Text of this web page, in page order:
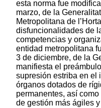
esta norma fue
marzo, de la
Metropolitana de
disfuncionalidades de
competencias y
entidad metropolitana
3 de diciembre, de la
manifiesta el
supresión estriba en el
órganos dotados de
permanentes, así
de gestión más ágiles